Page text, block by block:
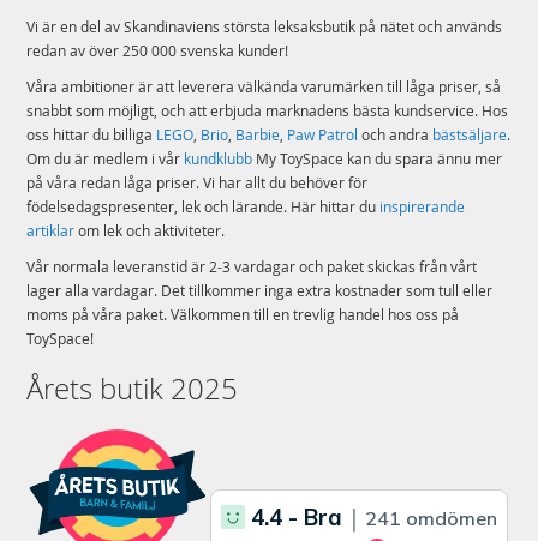
Vi är en del av Skandinaviens största leksaksbutik på nätet och används
redan av över 250 000 svenska kunder!
Våra ambitioner är att leverera välkända varumärken till låga priser, så
snabbt som möjligt, och att erbjuda marknadens bästa kundservice. Hos
oss hittar du billiga LEGO, Brio, Barbie, Paw Patrol och andra bästsäljare.
Om du är medlem i vår kundklubb My ToySpace kan du spara ännu mer
på våra redan låga priser. Vi har allt du behöver för
födelsedagspresenter, lek och lärande. Här hittar du inspirerande
artiklarom lek och aktiviteter.
Vår normala leveranstid är 2-3 vardagar och paket skickas från vårt
lager alla vardagar. Det tillkommer inga extra kostnader som tull eller
moms på våra paket. Välkommen till en trevlig handel hos oss på
ToySpace!
Årets butik 2025